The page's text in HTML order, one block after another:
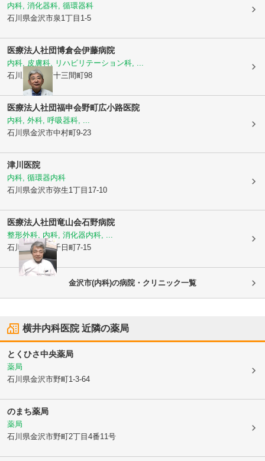
内科, 消化器科, 循環器科
石川県金沢市泉1丁目1-5
医療法人社団博倉会伊藤病院
内科, 皮膚科, リハビリテーション科, ...
石川県金沢市十三間町98
医療法人社団福申会野町広小路医院
内科, 外科, 呼吸器科, ...
石川県金沢市中村町9-23
津川医院
内科, 循環器内科
石川県金沢市弥生1丁目17-10
医療法人社団竜山会石野病院
整形外科, 内科, 消化器内科, ...
石川県金沢市千日町7-15
金沢市(内科)の病院・クリニック一覧
横井内科医院近隣の薬局
とくひさ中央薬局
薬局
石川県金沢市野町1-3-64
のまち薬局
薬局
石川県金沢市野町2丁目4番11号